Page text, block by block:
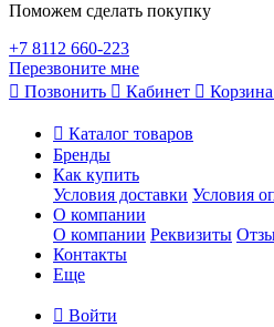
Поможем сделать покупку
+7 8112 660-223
Перезвоните мне
Позвонить
Кабинет Корзина
Каталог товаров
Бренды
Как купить
Условия доставки Условия
О компании
О компании Реквизиты
Контакты
Еще
Войти